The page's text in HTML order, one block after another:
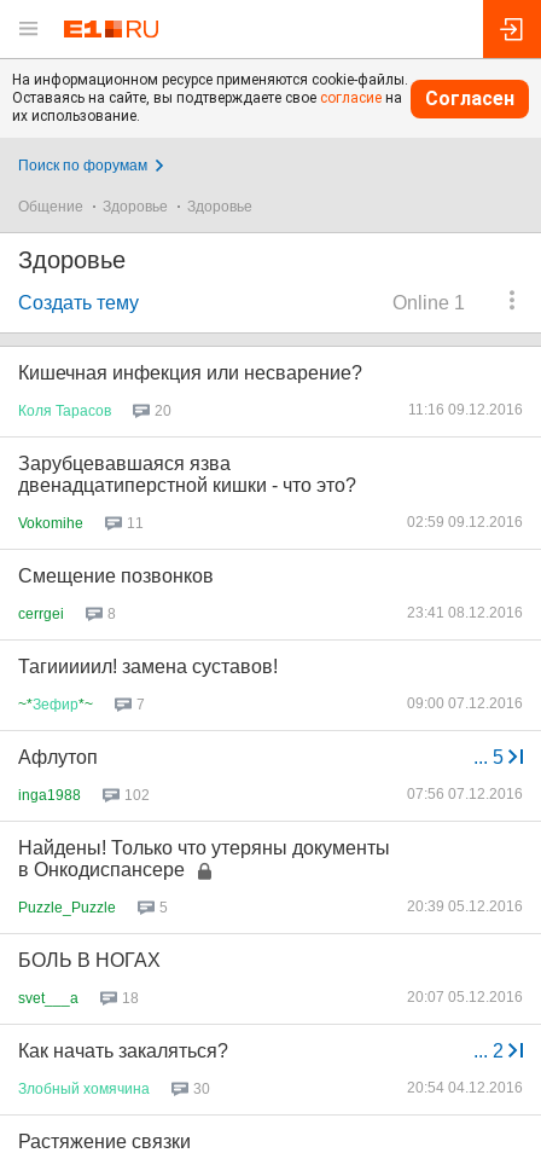
На информационном ресурсе применяются cookie-файлы.
Оставаясь на сайте, вы подтверждаете свое согласие на
их использование.
Согласен
Поиск по форумам
Общение Здоровье Здоровье
Здоровье
Online 1
Создать тему
Кишечная инфекция или несварение?
Коля Тарасов 20 11:16 09.12.2016
Зарубцевавшаяся язва
двенадцатиперстной кишки - что это?
Vokomihe 11 02:59 09.12.2016
Смещение позвонков
cerrgei 8 23:41 08.12.2016
Тагииииил! замена суставов!
~*Зефир*~ 7 09:00 07.12.2016
... 5
Афлутоп
inga1988 102 07:56 07.12.2016
Найдены! Только что утеряны документы
в Онкодиспансере
Puzzle_Puzzle 5 20:39 05.12.2016
БОЛЬ В НОГАХ
svet___a 18 20:07 05.12.2016
... 2
Как начать закаляться?
Злобный хомячина 30 20:54 04.12.2016
Растяжение связки